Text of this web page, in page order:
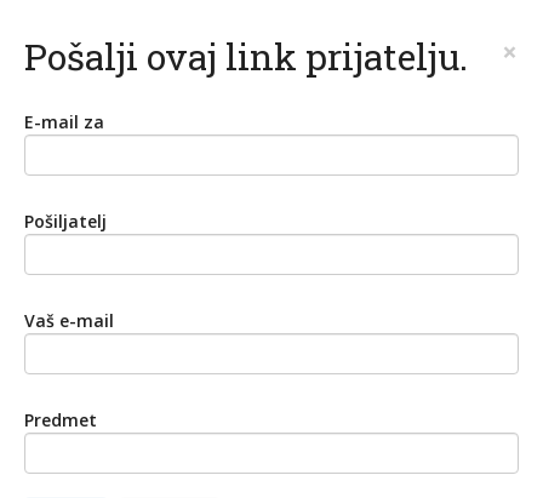
Pošalji ovaj link prijatelju. ×
E-mail za
Pošiljatelj
Vaš e-mail
Predmet